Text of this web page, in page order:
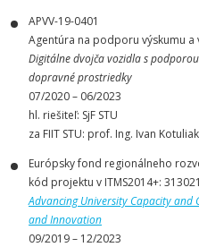
APVV-19-0401
Agentúra na podporu výskumu a
Digitálne dvojča vozidla s
dopravné prostriedky
07/2020 – 06/2023
hl. riešiteľ: SjF STU
za FIIT STU: prof. Ing. Ivan
Európsky fond regionálneho
kód projektu v ITMS2014+:
Advancing University Capacity and
and Innovation
09/2019 – 12/2023